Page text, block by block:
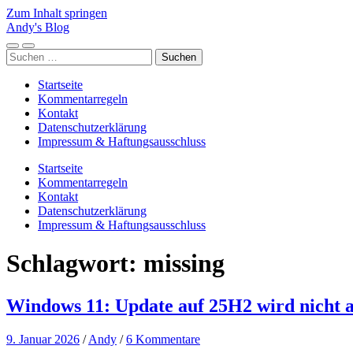
Zum Inhalt springen
Andy's Blog
Mobile-
Menü
Suchfeld
ein-/ausblenden
Suchen
nach:
Startseite
Kommentarregeln
Kontakt
Datenschutzerklärung
Impressum & Haftungsausschluss
Startseite
Kommentarregeln
Kontakt
Datenschutzerklärung
Impressum & Haftungsausschluss
Schlagwort: missing
Windows 11: Update auf 25H2 wird nicht
9. Januar 2026 /Andy /6 Kommentare